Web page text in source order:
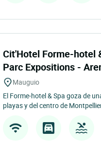
Cit'Hotel Forme-hotel
Parc Expositions -
Mauguio
El Forme-hotel & Spa goza de
playas y del centro de